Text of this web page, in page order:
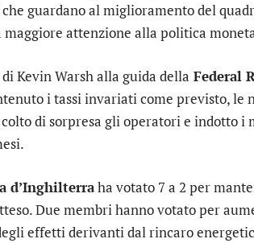
guardano al miglioramento del
attenzione alla politica
Kevin Warsh alla guida della Federal
i tassi invariati come previsto,
di sorpresa gli operatori e indotto i
d’Inghilterraha votato 7 a 2 per
Due membri hanno votato per
effetti derivanti dal rincaro